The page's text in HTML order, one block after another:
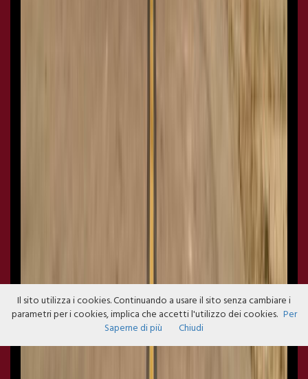
Il sito utilizza i cookies. Continuando a usare il sito senza cambiare i
parametri per i cookies, implica che accetti l'utilizzo dei cookies. Per
Saperne di più
Chiudi